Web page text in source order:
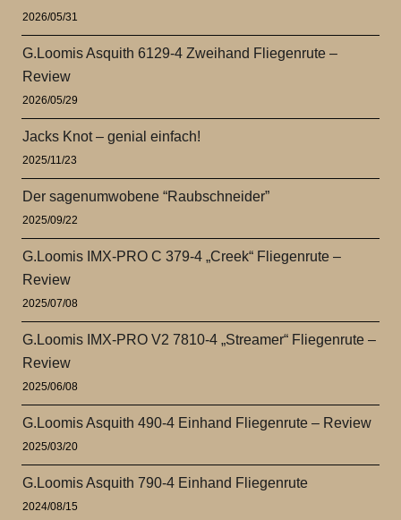
2026/05/31
G.Loomis Asquith 6129-4 Zweihand Fliegenrute –
Review
2026/05/29
Jacks Knot – genial einfach!
2025/11/23
Der sagenumwobene “Raubschneider”
2025/09/22
G.Loomis IMX-PRO C 379-4 „Creek“ Fliegenrute –
Review
2025/07/08
G.Loomis IMX-PRO V2 7810-4 „Streamer“ Fliegenrute –
Review
2025/06/08
G.Loomis Asquith 490-4 Einhand Fliegenrute – Review
2025/03/20
G.Loomis Asquith 790-4 Einhand Fliegenrute
2024/08/15